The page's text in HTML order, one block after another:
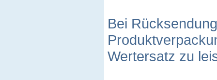
Bei
Wertersatz zu